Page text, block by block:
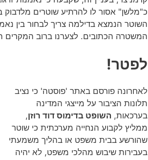
כ"מלשן" אסור לו להרתיע שוטרים
השוטר הנמצא בדילמה צריך לבחור בין
המשטרה הכתובים. לצערנו ברוב
לפטר!
לאחרונה פורסם באתר 'פוסטה' כי נציב
תלונות הציבור על מייצגי המדינה
בערכאות, השופט בדימוס דוד רוזן,
ממליץ לקבוע הנחייה מערכתית כי שוטר
שהורשע בבית משפט או בהליך משמעתי
בעבירות שיבוש מהלכי משפט, לא יהיה